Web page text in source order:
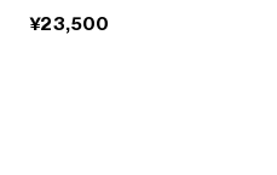
¥23,500